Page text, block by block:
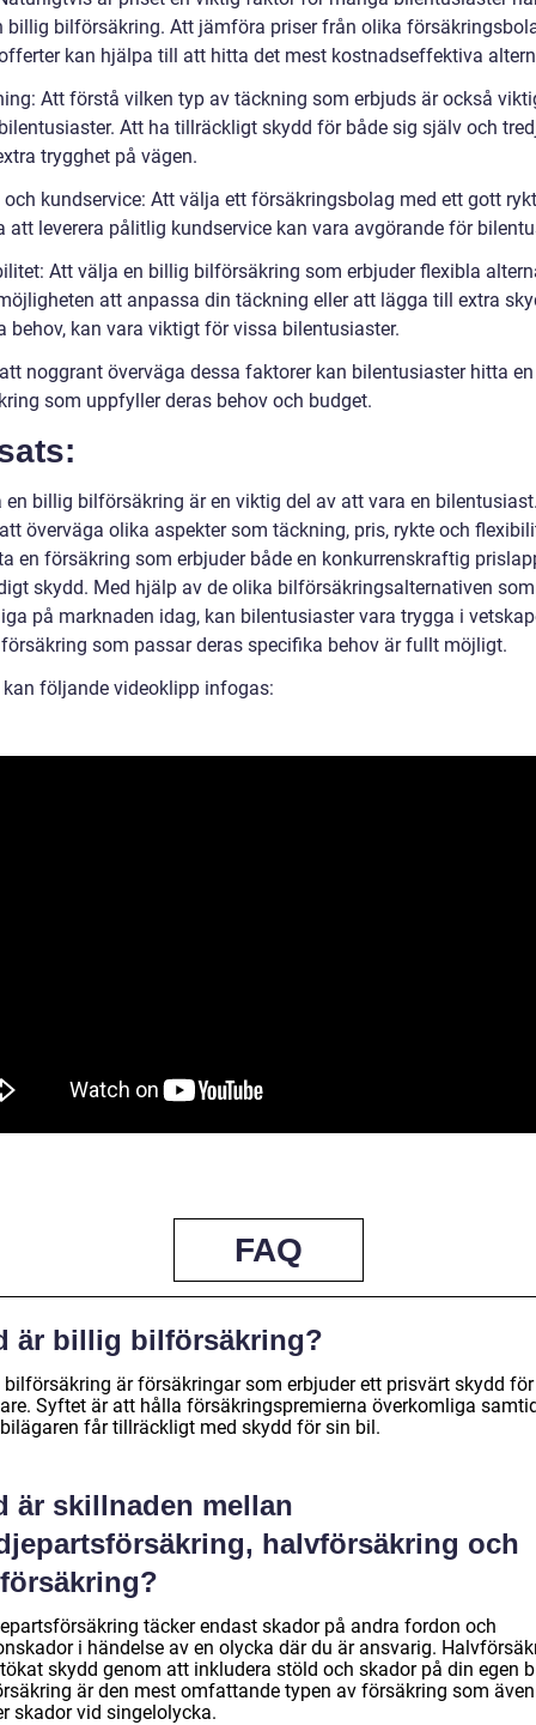
billig bilförsäkring. Att jämföra priser från olika
kan hjälpa till att hitta det mest kostnadseffektiva
Att förstå vilken typ av täckning som erbjuds är också
Att ha tillräckligt skydd för både sig själv och
trygghet på vägen.
och kundservice: Att välja ett försäkringsbolag med ett gott
att leverera pålitlig kundservice kan vara avgörande för
Att välja en billig bilförsäkring som erbjuder flexibla
att anpassa din täckning eller att lägga till extra
behov, kan vara viktigt för vissa bilentusiaster.
noggrant överväga dessa faktorer kan bilentusiaster hitta
som uppfyller deras behov och budget.
en billig bilförsäkring är en viktig del av att vara en
överväga olika aspekter som täckning, pris, rykte och
en försäkring som erbjuder både en konkurrenskraftig
skydd. Med hjälp av de olika bilförsäkringsalternativen
på marknaden idag, kan bilentusiaster vara trygga i
som passar deras specifika behov är fullt möjligt.
kan följande videoklipp infogas:
FAQ
är billig bilförsäkring?
är försäkringar som erbjuder ett prisvärt skydd för
Syftet är att hålla försäkringspremierna överkomliga
får tillräckligt med skydd för sin bil.
är skillnaden mellan
halvförsäkring och
täcker endast skador på andra fordon och
i händelse av en olycka där du är ansvarig.
skydd genom att inkludera stöld och skador på din egen
är den mest omfattande typen av försäkring som även
skador vid singelolycka.